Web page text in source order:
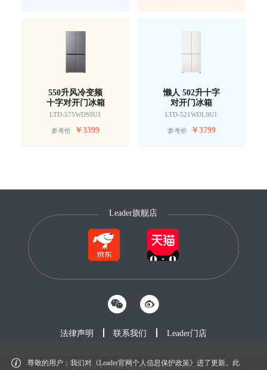
550升风冷变频
十字对开门冰箱
LTD-575WDS9U1
参考价 ￥3399
懒人 502升十字
对开门冰箱
LTD-521WDL9U1
参考价 ￥3799
尊敬的用户：我们对《Leader官网个人信息保护政策》进了更新。此
Leader旗舰店
法律声明 联系我们 Leader门店
© 2012-2026 Leader.com.cn. All rights reserved.